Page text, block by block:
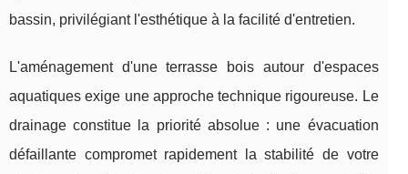
bassin, privilégiant l'esthétique à la facilité d'entretien.
L'aménagement d'une terrasse bois autour d'espaces
aquatiques exige une approche technique rigoureuse. Le
drainage constitue la priorité absolue : une évacuation
défaillante compromet rapidement la stabilité de votre